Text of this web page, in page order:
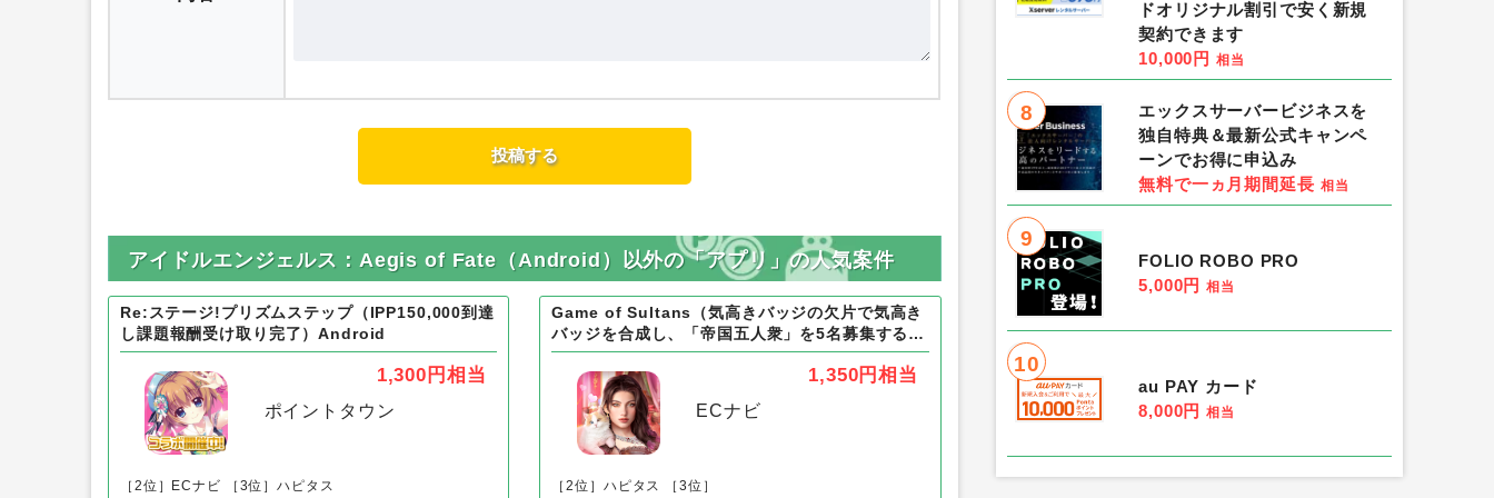
アイドルエンジェルス：Aegis of Fate（Android）以外の「アプリ」の人気案件
Re:ステージ!プリズムステップ（IPP150,000到達
し課題報酬受け取り完了）Android
1,300円 相当
ポイントタウン
［2位］ECナビ ［3位］ハピタス
Game of Sultans（気高きバッジの欠片で気高き
バッジを合成し、「帝国五人衆」を5名募集する）
Android
1,350円相当
ECナビ
［2位］ハピタス ［3位］
ドオリジナル割引で安く新規
契約できます
10,000円 相当
8
エックスサーバービジネスを
独自特典＆最新公式キャンペ
ーンでお得に申込み
無料で一ヵ月期間延長 相当
9
FOLIO ROBO PRO
5,000円 相当
10
au PAY カード
8,000円 相当